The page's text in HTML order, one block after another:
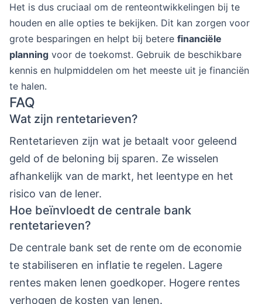
Het is dus cruciaal om de renteontwikkelingen bij te
houden en alle opties te bekijken. Dit kan zorgen voor
grote besparingen en helpt bij betere financiële
planning voor de toekomst. Gebruik de beschikbare
kennis en hulpmiddelen om het meeste uit je financiën
te halen.
FAQ
Wat zijn rentetarieven?
Rentetarieven zijn wat je betaalt voor geleend
geld of de beloning bij sparen. Ze wisselen
afhankelijk van de markt, het leentype en het
risico van de lener.
Hoe beïnvloedt de centrale bank
rentetarieven?
De centrale bank set de rente om de economie
te stabiliseren en inflatie te regelen. Lagere
rentes maken lenen goedkoper. Hogere rentes
verhogen de kosten van lenen.